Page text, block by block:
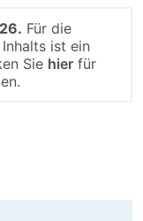
Für die
ist ein
Sie hierfür